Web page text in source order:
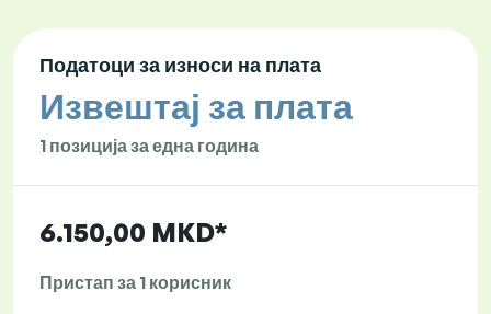
Податоци за износи на плата
Извештај за плата
1 позиција за една година
6.150,00 MKD*
Пристап за 1 корисник